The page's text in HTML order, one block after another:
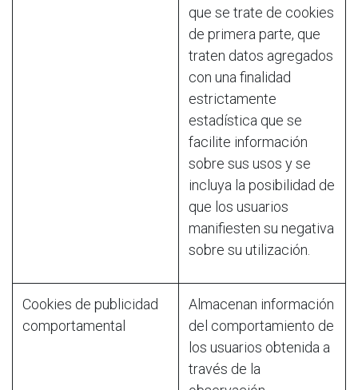
que se trate de cookies
de primera parte, que
traten datos agregados
con una finalidad
estrictamente
estadística que se
facilite información
sobre sus usos y se
incluya la posibilidad de
que los usuarios
manifiesten su negativa
sobre su utilización.
Cookies de publicidad
comportamental
Almacenan información
del comportamiento de
los usuarios obtenida a
través de la